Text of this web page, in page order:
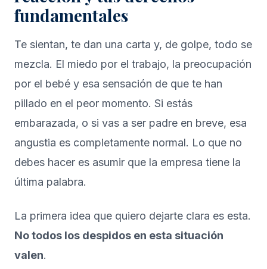
fundamentales
Te sientan, te dan una carta y, de golpe, todo se
mezcla. El miedo por el trabajo, la preocupación
por el bebé y esa sensación de que te han
pillado en el peor momento. Si estás
embarazada, o si vas a ser padre en breve, esa
angustia es completamente normal. Lo que no
debes hacer es asumir que la empresa tiene la
última palabra.
La primera idea que quiero dejarte clara es esta.
No todos los despidos en esta situación
valen.